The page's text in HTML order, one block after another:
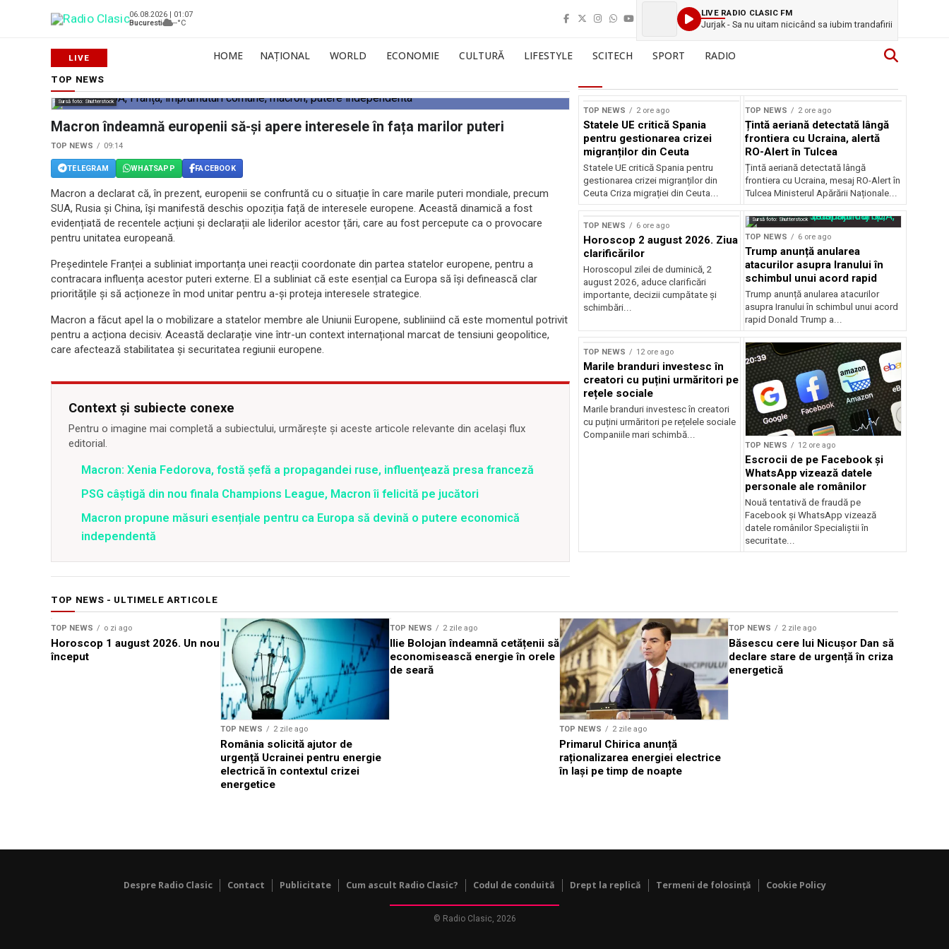
06.08.2026 | 01:07
Bucuresti
--°C
LIVE RADIO CLASIC FM
Jurjak - Sa nu uitam nicicând sa iubim trandafirii
HOME NAȚIONAL WORLD ECONOMIE CULTURĂ LIFESTYLE SCITECH SPORT RADIO
TOP NEWS
Sursă foto: Shutterstock
Macron îndeamnă europenii să-și apere interesele în fața marilor puteri
TOP NEWS 09:14
TELEGRAM WHATSAPP FACEBOOK
Macron a declarat că, în prezent, europenii se confruntă cu o situație în care marile puteri mondiale, precum
SUA, Rusia și China, își manifestă deschis opoziția față de interesele europene. Această dinamică a fost
evidențiată de recentele acțiuni și declarații ale liderilor acestor țări, care au fost percepute ca o provocare
pentru unitatea europeană.
Președintele Franței a subliniat importanța unei reacții coordonate din partea statelor europene, pentru a
contracara influența acestor puteri externe. El a subliniat că este esențial ca Europa să își definească clar
prioritățile și să acționeze în mod unitar pentru a-și proteja interesele strategice.
Macron a făcut apel la o mobilizare a statelor membre ale Uniunii Europene, subliniind că este momentul potrivit
pentru a acționa decisiv. Această declarație vine într-un context internațional marcat de tensiuni geopolitice,
care afectează stabilitatea și securitatea regiunii europene.
Context și subiecte conexe
Pentru o imagine mai completă a subiectului, urmărește și aceste articole relevante din același flux
editorial.
Macron: Xenia Fedorova, fostă şefă a propagandei ruse, influenţează presa franceză
PSG câștigă din nou finala Champions League, Macron îi felicită pe jucători
Macron propune măsuri esențiale pentru ca Europa să devină o putere economică
independentă
TOP NEWS 2 ore ago
Statele UE critică Spania
pentru gestionarea crizei
migranților din Ceuta
Statele UE critică Spania pentru
gestionarea crizei migranților din
Ceuta Criza migrației din Ceuta...
TOP NEWS 2 ore ago
Țintă aeriană detectată lângă
frontiera cu Ucraina, alertă
RO-Alert în Tulcea
Țintă aeriană detectată lângă
frontiera cu Ucraina, mesaj RO-Alert în
Tulcea Ministerul Apărării Naționale...
TOP NEWS 6 ore ago
Horoscop 2 august 2026. Ziua
clarificărilor
Horoscopul zilei de duminică, 2
august 2026, aduce clarificări
importante, decizii cumpătate și
schimbări...
Sursă foto: Shutterstock
TOP NEWS 6 ore ago
Trump anunță anularea
atacurilor asupra Iranului în
schimbul unui acord rapid
Trump anunță anularea atacurilor
asupra Iranului în schimbul unui acord
rapid Donald Trump a...
TOP NEWS 12 ore ago
Marile branduri investesc în
creatori cu puțini urmăritori pe
rețele sociale
Marile branduri investesc în creatori
cu puțini urmăritori pe rețelele sociale
Companiile mari schimbă...
TOP NEWS 12 ore ago
Escrocii de pe Facebook și
WhatsApp vizează datele
personale ale românilor
Nouă tentativă de fraudă pe
Facebook și WhatsApp vizează
datele românilor Specialiștii în
securitate...
TOP NEWS - ULTIMELE ARTICOLE
TOP NEWS o zi ago
Horoscop 1 august 2026. Un nou
început
TOP NEWS 2 zile ago
România solicită ajutor de
urgență Ucrainei pentru energie
electrică în contextul crizei
energetice
TOP NEWS 2 zile ago
Ilie Bolojan îndeamnă cetățenii să
economisească energie în orele
de seară
TOP NEWS 2 zile ago
Primarul Chirica anunță
raționalizarea energiei electrice
în Iași pe timp de noapte
TOP NEWS 2 zile ago
Băsescu cere lui Nicușor Dan să
declare stare de urgență în criza
energetică
Despre Radio Clasic Contact Publicitate Cum ascult Radio Clasic? Codul de conduită Drept la replică Termeni de folosință Cookie Policy
© Radio Clasic, 2026